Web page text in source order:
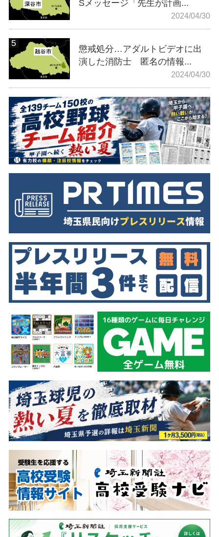
Sメッセージ「先生が計画...
2024/04/30
懲戒処分…アダルトビデオに出
演した消防士 匿名の情報...
2024/04/30